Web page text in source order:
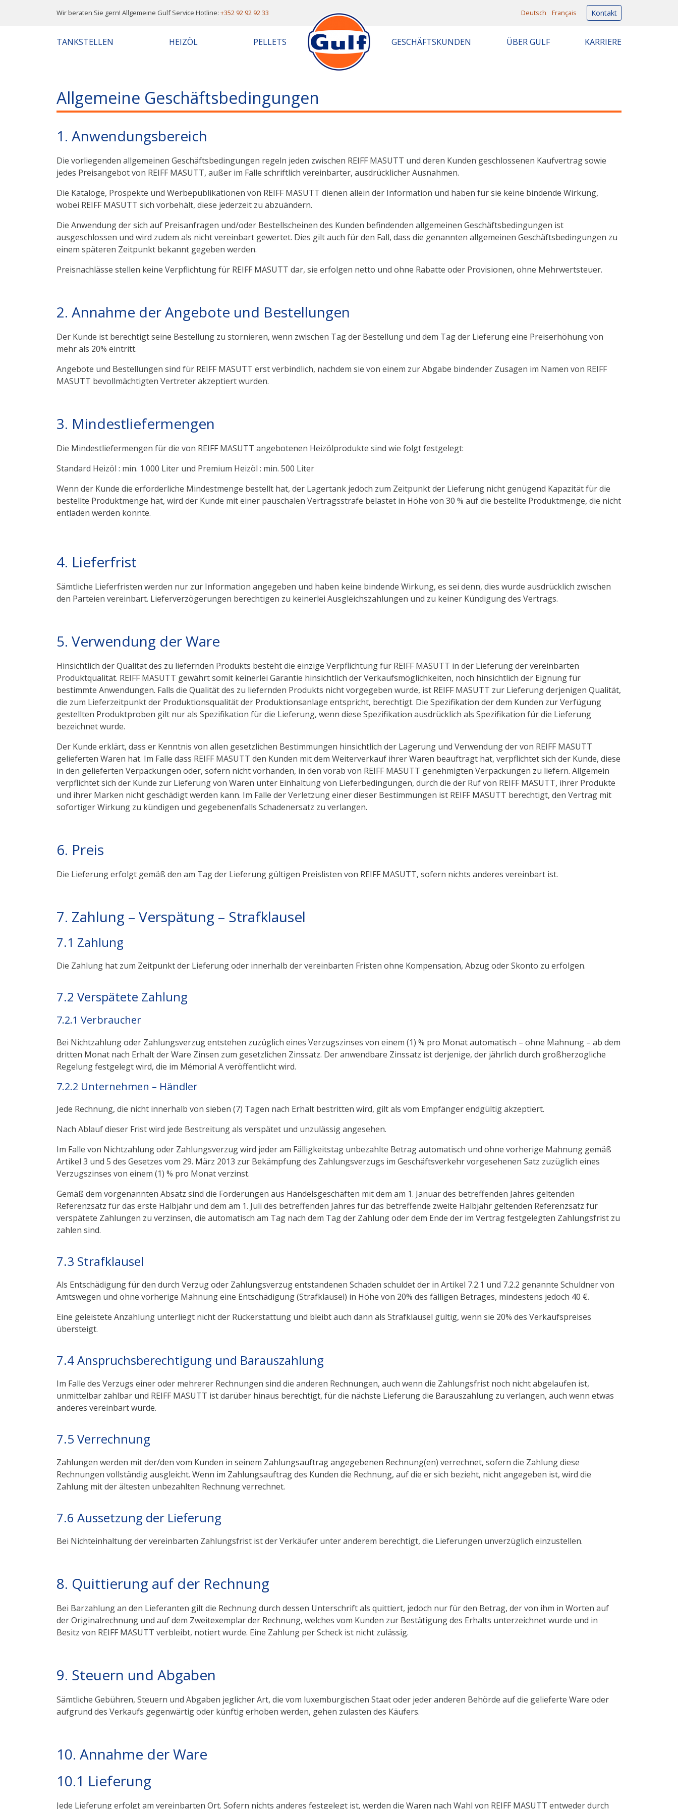
Wir beraten Sie gern! Allgemeine Gulf Service Hotline: +352 92 92 92 33 Deutsch Français Kontakt
TANKSTELLEN HEIZÖL PELLETS GESCHÄFTSKUNDEN ÜBER GULF KARRIERE
Allgemeine Geschäftsbedingungen
1. Anwendungsbereich
Die vorliegenden allgemeinen Geschäftsbedingungen regeln jeden zwischen REIFF MASUTT und deren Kunden geschlossenen Kaufvertrag sowie
jedes Preisangebot von REIFF MASUTT, außer im Falle schriftlich vereinbarter, ausdrücklicher Ausnahmen.
Die Kataloge, Prospekte und Werbepublikationen von REIFF MASUTT dienen allein der Information und haben für sie keine bindende Wirkung,
wobei REIFF MASUTT sich vorbehält, diese jederzeit zu abzuändern.
Die Anwendung der sich auf Preisanfragen und/oder Bestellscheinen des Kunden befindenden allgemeinen Geschäftsbedingungen ist
ausgeschlossen und wird zudem als nicht vereinbart gewertet. Dies gilt auch für den Fall, dass die genannten allgemeinen Geschäftsbedingungen zu
einem späteren Zeitpunkt bekannt gegeben werden.
Preisnachlässe stellen keine Verpflichtung für REIFF MASUTT dar, sie erfolgen netto und ohne Rabatte oder Provisionen, ohne Mehrwertsteuer.
2. Annahme der Angebote und Bestellungen
Der Kunde ist berechtigt seine Bestellung zu stornieren, wenn zwischen Tag der Bestellung und dem Tag der Lieferung eine Preiserhöhung von
mehr als 20% eintritt.
Angebote und Bestellungen sind für REIFF MASUTT erst verbindlich, nachdem sie von einem zur Abgabe bindender Zusagen im Namen von REIFF
MASUTT bevollmächtigten Vertreter akzeptiert wurden.
3. Mindestliefermengen
Die Mindestliefermengen für die von REIFF MASUTT angebotenen Heizölprodukte sind wie folgt festgelegt:
Standard Heizöl : min. 1.000 Liter und Premium Heizöl : min. 500 Liter
Wenn der Kunde die erforderliche Mindestmenge bestellt hat, der Lagertank jedoch zum Zeitpunkt der Lieferung nicht genügend Kapazität für die
bestellte Produktmenge hat, wird der Kunde mit einer pauschalen Vertragsstrafe belastet in Höhe von 30 % auf die bestellte Produktmenge, die nicht
entladen werden konnte.
4. Lieferfrist
Sämtliche Lieferfristen werden nur zur Information angegeben und haben keine bindende Wirkung, es sei denn, dies wurde ausdrücklich zwischen
den Parteien vereinbart. Lieferverzögerungen berechtigen zu keinerlei Ausgleichszahlungen und zu keiner Kündigung des Vertrags.
5. Verwendung der Ware
Hinsichtlich der Qualität des zu liefernden Produkts besteht die einzige Verpflichtung für REIFF MASUTT in der Lieferung der vereinbarten
Produktqualität. REIFF MASUTT gewährt somit keinerlei Garantie hinsichtlich der Verkaufsmöglichkeiten, noch hinsichtlich der Eignung für
bestimmte Anwendungen. Falls die Qualität des zu liefernden Produkts nicht vorgegeben wurde, ist REIFF MASUTT zur Lieferung derjenigen Qualität,
die zum Lieferzeitpunkt der Produktionsqualität der Produktionsanlage entspricht, berechtigt. Die Spezifikation der dem Kunden zur Verfügung
gestellten Produktproben gilt nur als Spezifikation für die Lieferung, wenn diese Spezifikation ausdrücklich als Spezifikation für die Lieferung
bezeichnet wurde.
Der Kunde erklärt, dass er Kenntnis von allen gesetzlichen Bestimmungen hinsichtlich der Lagerung und Verwendung der von REIFF MASUTT
gelieferten Waren hat. Im Falle dass REIFF MASUTT den Kunden mit dem Weiterverkauf ihrer Waren beauftragt hat, verpflichtet sich der Kunde, diese
in den gelieferten Verpackungen oder, sofern nicht vorhanden, in den vorab von REIFF MASUTT genehmigten Verpackungen zu liefern. Allgemein
verpflichtet sich der Kunde zur Lieferung von Waren unter Einhaltung von Lieferbedingungen, durch die der Ruf von REIFF MASUTT, ihrer Produkte
und ihrer Marken nicht geschädigt werden kann. Im Falle der Verletzung einer dieser Bestimmungen ist REIFF MASUTT berechtigt, den Vertrag mit
sofortiger Wirkung zu kündigen und gegebenenfalls Schadenersatz zu verlangen.
6. Preis
Die Lieferung erfolgt gemäß den am Tag der Lieferung gültigen Preislisten von REIFF MASUTT, sofern nichts anderes vereinbart ist.
7. Zahlung – Verspätung – Strafklausel
7.1 Zahlung
Die Zahlung hat zum Zeitpunkt der Lieferung oder innerhalb der vereinbarten Fristen ohne Kompensation, Abzug oder Skonto zu erfolgen.
7.2 Verspätete Zahlung
7.2.1 Verbraucher
Bei Nichtzahlung oder Zahlungsverzug entstehen zuzüglich eines Verzugszinses von einem (1) % pro Monat automatisch – ohne Mahnung – ab dem
dritten Monat nach Erhalt der Ware Zinsen zum gesetzlichen Zinssatz. Der anwendbare Zinssatz ist derjenige, der jährlich durch großherzogliche
Regelung festgelegt wird, die im Mémorial A veröffentlicht wird.
7.2.2 Unternehmen – Händler
Jede Rechnung, die nicht innerhalb von sieben (7) Tagen nach Erhalt bestritten wird, gilt als vom Empfänger endgültig akzeptiert.
Nach Ablauf dieser Frist wird jede Bestreitung als verspätet und unzulässig angesehen.
Im Falle von Nichtzahlung oder Zahlungsverzug wird jeder am Fälligkeitstag unbezahlte Betrag automatisch und ohne vorherige Mahnung gemäß
Artikel 3 und 5 des Gesetzes vom 29. März 2013 zur Bekämpfung des Zahlungsverzugs im Geschäftsverkehr vorgesehenen Satz zuzüglich eines
Verzugszinses von einem (1) % pro Monat verzinst.
Gemäß dem vorgenannten Absatz sind die Forderungen aus Handelsgeschäften mit dem am 1. Januar des betreffenden Jahres geltenden
Referenzsatz für das erste Halbjahr und dem am 1. Juli des betreffenden Jahres für das betreffende zweite Halbjahr geltenden Referenzsatz für
verspätete Zahlungen zu verzinsen, die automatisch am Tag nach dem Tag der Zahlung oder dem Ende der im Vertrag festgelegten Zahlungsfrist zu
zahlen sind.
7.3 Strafklausel
Als Entschädigung für den durch Verzug oder Zahlungsverzug entstandenen Schaden schuldet der in Artikel 7.2.1 und 7.2.2 genannte Schuldner von
Amtswegen und ohne vorherige Mahnung eine Entschädigung (Strafklausel) in Höhe von 20% des fälligen Betrages, mindestens jedoch 40 €.
Eine geleistete Anzahlung unterliegt nicht der Rückerstattung und bleibt auch dann als Strafklausel gültig, wenn sie 20% des Verkaufspreises
übersteigt.
7.4 Anspruchsberechtigung und Barauszahlung
Im Falle des Verzugs einer oder mehrerer Rechnungen sind die anderen Rechnungen, auch wenn die Zahlungsfrist noch nicht abgelaufen ist,
unmittelbar zahlbar und REIFF MASUTT ist darüber hinaus berechtigt, für die nächste Lieferung die Barauszahlung zu verlangen, auch wenn etwas
anderes vereinbart wurde.
7.5 Verrechnung
Zahlungen werden mit der/den vom Kunden in seinem Zahlungsauftrag angegebenen Rechnung(en) verrechnet, sofern die Zahlung diese
Rechnungen vollständig ausgleicht. Wenn im Zahlungsauftrag des Kunden die Rechnung, auf die er sich bezieht, nicht angegeben ist, wird die
Zahlung mit der ältesten unbezahlten Rechnung verrechnet.
7.6 Aussetzung der Lieferung
Bei Nichteinhaltung der vereinbarten Zahlungsfrist ist der Verkäufer unter anderem berechtigt, die Lieferungen unverzüglich einzustellen.
8. Quittierung auf der Rechnung
Bei Barzahlung an den Lieferanten gilt die Rechnung durch dessen Unterschrift als quittiert, jedoch nur für den Betrag, der von ihm in Worten auf
der Originalrechnung und auf dem Zweitexemplar der Rechnung, welches vom Kunden zur Bestätigung des Erhalts unterzeichnet wurde und in
Besitz von REIFF MASUTT verbleibt, notiert wurde. Eine Zahlung per Scheck ist nicht zulässig.
9. Steuern und Abgaben
Sämtliche Gebühren, Steuern und Abgaben jeglicher Art, die vom luxemburgischen Staat oder jeder anderen Behörde auf die gelieferte Ware oder
aufgrund des Verkaufs gegenwärtig oder künftig erhoben werden, gehen zulasten des Käufers.
10. Annahme der Ware
10.1 Lieferung
Jede Lieferung erfolgt am vereinbarten Ort. Sofern nichts anderes festgelegt ist, werden die Waren nach Wahl von REIFF MASUTT entweder durch